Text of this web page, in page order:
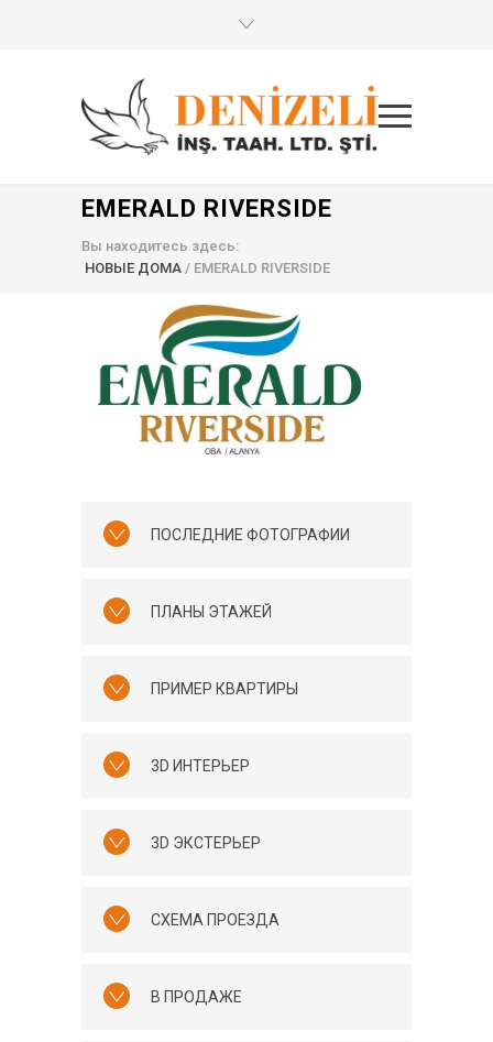
EMERALD RIVERSIDE
Вы находитесь здесь:
НОВЫЕ ДОМА / EMERALD RIVERSIDE
ПОСЛЕДНИЕ ФОТОГРАФИИ
ПЛАНЫ ЭТАЖЕЙ
ПРИМЕР КВАРТИРЫ
3D ИНТЕРЬЕР
3D ЭКСТЕРЬЕР
СХЕМА ПРОЕЗДА
В ПРОДАЖЕ